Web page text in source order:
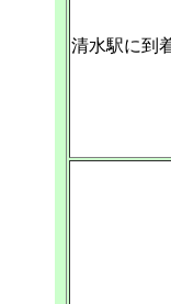
清水駅に到